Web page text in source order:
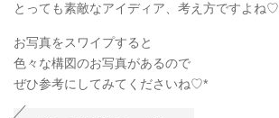
とっても素敵なアイディア、考え方ですよね♡
お写真をスワイプすると
色々な構図のお写真があるので
ぜひ参考にしてみてくださいね♡*